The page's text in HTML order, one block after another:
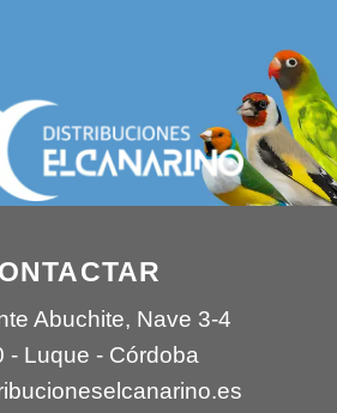
Abuchite, Nave 3-4
- Luque - Córdoba